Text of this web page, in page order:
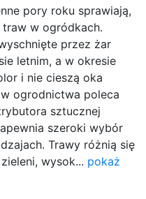
pory roku sprawiają,
w ogródkach.
przez żar
letnim, a w okresie
i nie cieszą oka
ogrodnictwa poleca
sztucznej
szeroki wybór
Trawy różnią się
wysok... pokaż